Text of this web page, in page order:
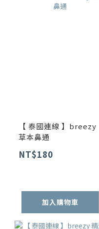
【 泰國連線 】breezy
草本鼻通
NT$180
加入購物車